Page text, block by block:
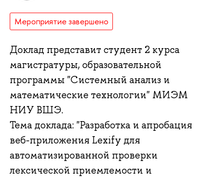
Мероприятие завершено
Доклад представит студент 2 курса
магистратуры, образовательной
программы "Системный анализ и
математические технологии" МИЭМ
НИУ ВШЭ.
Тема доклада: "Разработка и апробация
веб-приложения Lexify для
автоматизированной проверки
лексической приемлемости и